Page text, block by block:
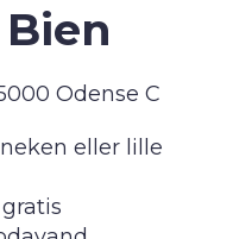
Odense C
eller lille